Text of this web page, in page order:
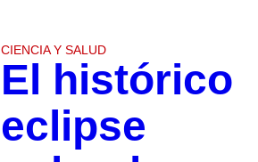
CIENCIA Y SALUD
El histórico
eclipse